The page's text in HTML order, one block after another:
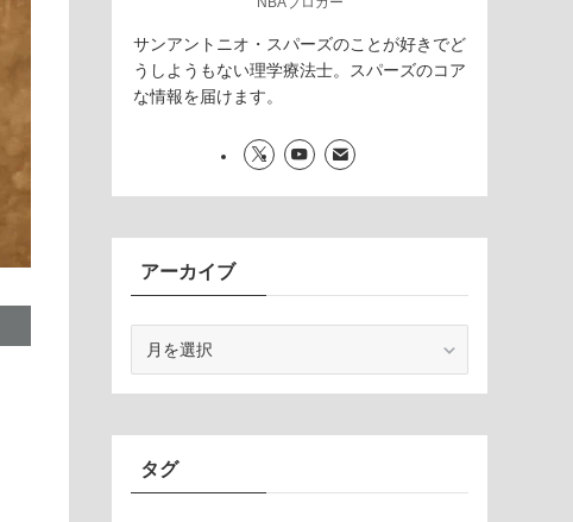
サンアントニオ・スパーズのことが好きでど
うしようもない理学療法士。スパーズのコア
な情報を届けます。
アーカイブ
ブ
タグ